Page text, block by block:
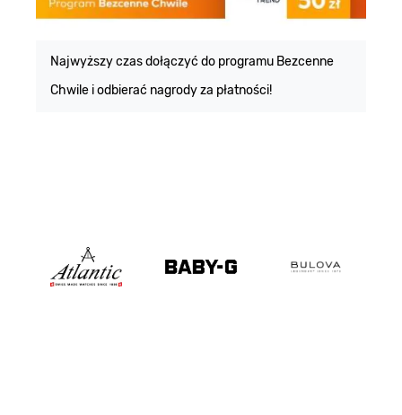
Najwyższy czas dołączyć do programu Bezcenne
Chwile i odbierać nagrody za płatności!